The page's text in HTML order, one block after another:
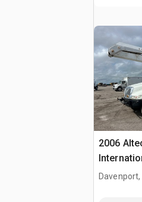
2006
Camion
Davenport,